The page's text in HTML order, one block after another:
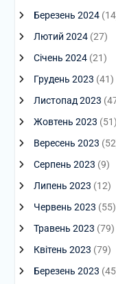
Березень 2024
Лютий 2024(27)
Січень 2024(21)
Грудень 2023 (41)
Листопад 2023
Жовтень 2023 (51)
Вересень 2023
Серпень 2023 (9)
Липень 2023 (12)
Червень 2023 (55)
Травень 2023 (79)
Квітень 2023 (79)
Березень 2023